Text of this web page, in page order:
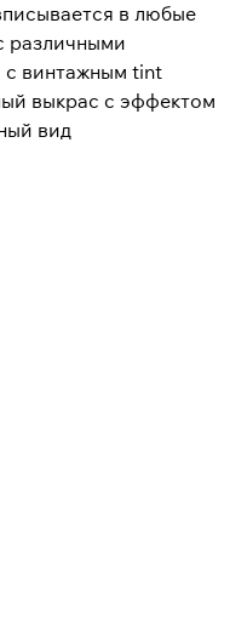
в любые
различными
с винтажным tint
выкрас с эффектом
вид